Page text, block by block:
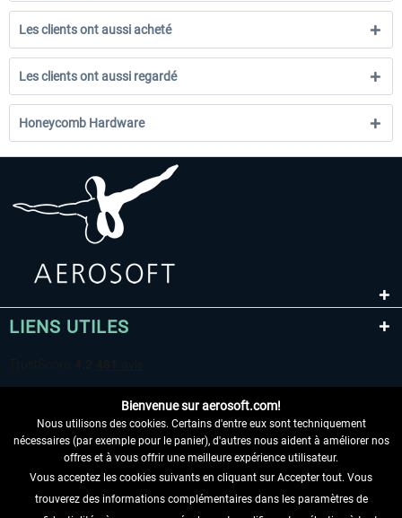
Les clients ont aussi acheté
Les clients ont aussi regardé
Honeycomb Hardware
LIENS UTILES
RENONCER AU CONTRAT ICI
Bienvenue sur aerosoft.com!
Nous utilisons des cookies. Certains d'entre eux sont techniquement
nécessaires (par exemple pour le panier), d'autres nous aident à améliorer nos
offres et à vous offrir une meilleure expérience utilisateur.
Vous acceptez les cookies suivants en cliquant sur Accepter tout. Vous
trouverez des informations complémentaires dans les paramètres de